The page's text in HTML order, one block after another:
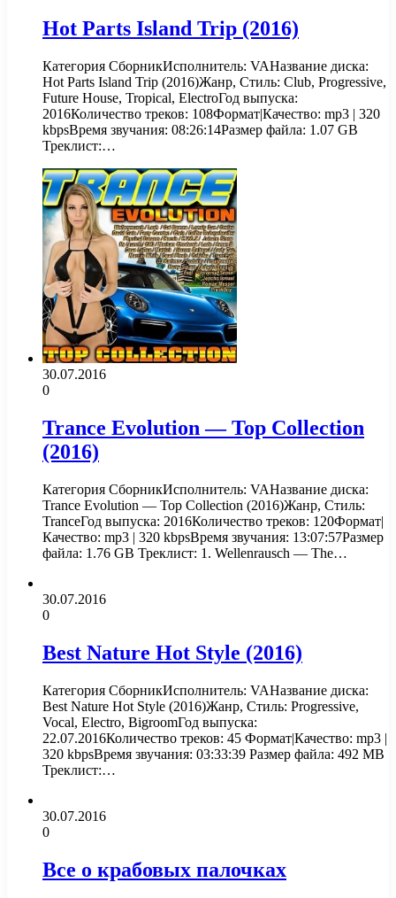
Hot Parts Island Trip (2016)
Категория СборникИсполнитель: VAНазвание диска:
Hot Parts Island Trip (2016)Жанр, Стиль: Club, Progressive,
Future House, Tropical, ElectroГод выпуска:
2016Количество треков: 108Формат|Качество: mp3 | 320
kbpsВремя звучания: 08:26:14Размер файла: 1.07 GB
Треклист:…
30.07.2016
0
Trance Evolution — Top Collection
(2016)
Категория СборникИсполнитель: VAНазвание диска:
Trance Evolution — Top Collection (2016)Жанр, Стиль:
TranceГод выпуска: 2016Количество треков: 120Формат|
Качество: mp3 | 320 kbpsВремя звучания: 13:07:57Размер
файла: 1.76 GB Треклист: 1. Wellenrausch — The…
30.07.2016
0
Best Nature Hot Style (2016)
Категория СборникИсполнитель: VAНазвание диска:
Best Nature Hot Style (2016)Жанр, Стиль: Progressive,
Vocal, Electro, BigroomГод выпуска:
22.07.2016Количество треков: 45 Формат|Качество: mp3 |
320 kbpsВремя звучания: 03:33:39 Размер файла: 492 MB
Треклист:…
30.07.2016
0
Все о крабовых палочках